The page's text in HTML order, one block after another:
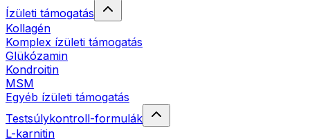
Ízületi támogatás
Kollagén
Komplex ízületi támogatás
Glükózamin
Kondroitin
MSM
Egyéb ízületi támogatás
Testsúlykontroll-formulák
L-karnitin